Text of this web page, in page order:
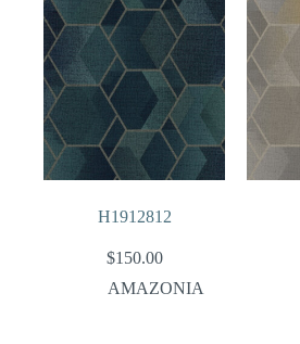
H1912812
$150.00
AMAZONIA